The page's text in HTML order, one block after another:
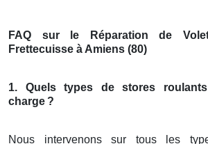
FAQ sur le Réparation de
Frettecuisse à Amiens (80)
1. Quels types de stores
charge ?
Nous intervenons sur tous les